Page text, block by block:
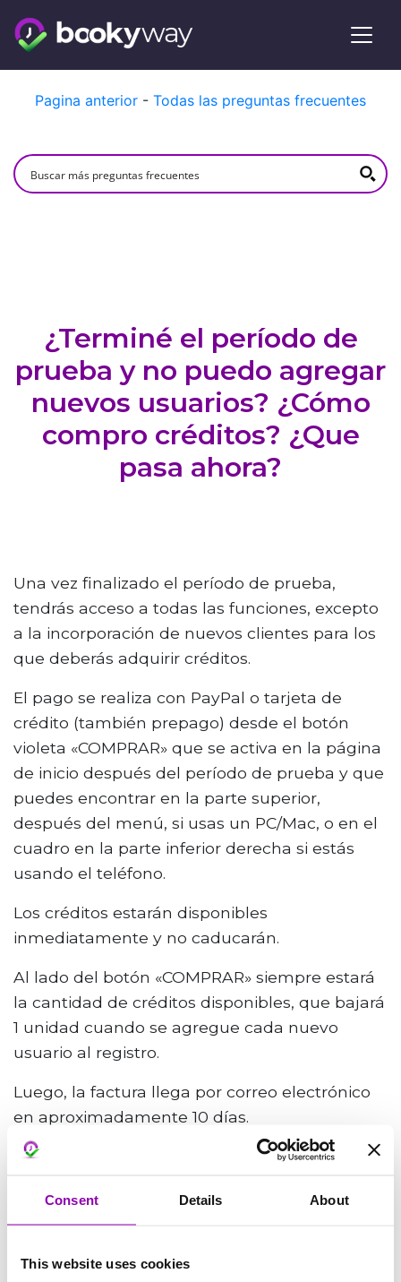
Consent Details About
This website uses cookies
Pagina anterior - Todas las preguntas frecuentes
¿Terminé el período de
prueba y no puedo agregar
nuevos usuarios? ¿Cómo
compro créditos? ¿Que
pasa ahora?
Una vez finalizado el período de prueba,
tendrás acceso a todas las funciones, excepto
a la incorporación de nuevos clientes para los
que deberás adquirir créditos.
El pago se realiza con PayPal o tarjeta de
crédito (también prepago) desde el botón
violeta «COMPRAR» que se activa en la página
de inicio después del período de prueba y que
puedes encontrar en la parte superior,
después del menú, si usas un PC/Mac, o en el
cuadro en la parte inferior derecha si estás
usando el teléfono.
Los créditos estarán disponibles
inmediatamente y no caducarán.
Al lado del botón «COMPRAR» siempre estará
la cantidad de créditos disponibles, que bajará
1 unidad cuando se agregue cada nuevo
usuario al registro.
Luego, la factura llega por correo electrónico
en aproximadamente 10 días.
El equipo de soporte está disponible de lunes
a viernes, de 8:00 a 17:00, y responde en un